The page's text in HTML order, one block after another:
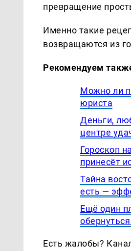
превращение
Именно такие
возвращаются из
Рекомендуем
Можно ли
юриста
Деньги,
центре
Гороскоп
принесёт
Тайна
есть —
Ещё один
Есть жалобы?